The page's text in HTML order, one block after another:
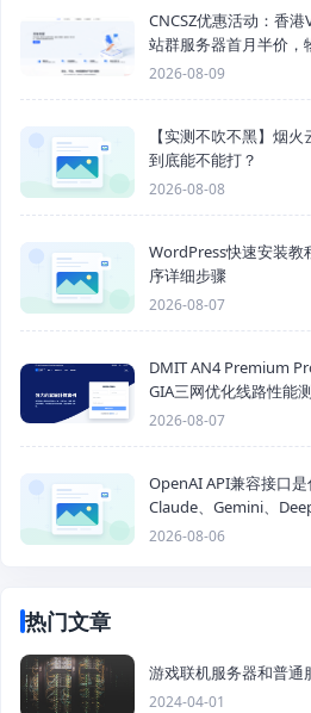
CNCSZ优惠活动：香
站群服务器首月半价，
2026-08-09
【实测不吹不黑】烟
到底能不能打？
2026-08-08
WordPress快速安装教
序详细步骤
2026-08-07
DMIT AN4 Premium
GIA三网优化线路性能
2026-08-07
OpenAI API兼容接口是
Claude、Gemini、
2026-08-06
热门文章
游戏联机服务器和普通
2024-04-01